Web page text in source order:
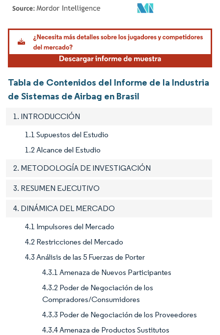
Imagen © Mordor Intelligence. El uso requiere atribución según CC BY 4.0.
Tabla de Contenidos del Informe de la Industria
de Sistemas de Airbag en Brasil
1. INTRODUCCIÓN
1.1 Supuestos del Estudio
1.2 Alcance del Estudio
2. METODOLOGÍA DE INVESTIGACIÓN
3. RESUMEN EJECUTIVO
4. DINÁMICA DEL MERCADO
4.1 Impulsores del Mercado
4.2 Restricciones del Mercado
4.3 Análisis de las 5 Fuerzas de Porter
4.3.1 Amenaza de Nuevos Participantes
4.3.2 Poder de Negociación de los
Compradores/Consumidores
4.3.3 Poder de Negociación de los Proveedores
4.3.4 Amenaza de Productos Sustitutos